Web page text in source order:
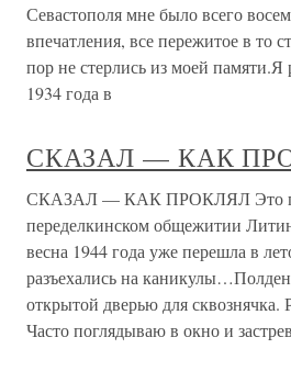
Севастополя мне было всего
впечатления, все пережитое в то
пор не стерлись из моей памяти.Я
1934 года в
СКАЗАЛ — КАК
СКАЗАЛ — КАК ПРОКЛЯЛ Это
переделкинском общежитии
весна 1944 года уже перешла в
разъехались на
открытой дверью для сквознячка.
Часто поглядываю в окно и